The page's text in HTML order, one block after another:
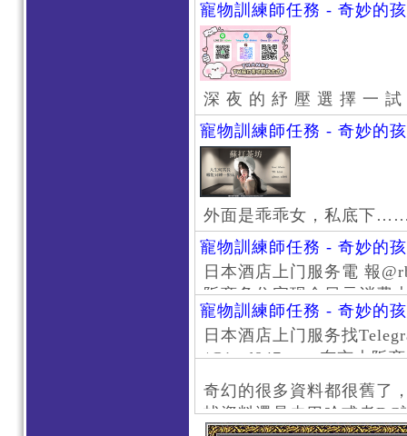
寵物訓練師任務 - 奇妙的
深 夜 的 紓 壓 選 擇 一
寵物訓練師任務 - 奇妙的
外面是乖乖女，私底下
寵物訓練師任務 - 奇妙的
日本酒店上门服务電 報
阪商务住宅现金日元消费
京风俗 #大阪风俗 #东京
上门服务新宿风俗 #梅田
#日本萝莉 #大阪萝莉 #日
寵物訓練師任務 - 奇妙的
日本酒店上门服务找
/@jptd847utpp 东京大阪
京旅游 #大阪旅游 #东京
东京上门服务 #大阪上门
心斋桥风俗 #日本女孩 #
奇幻的很多資料都很舊了
找資料還是去巴哈或者